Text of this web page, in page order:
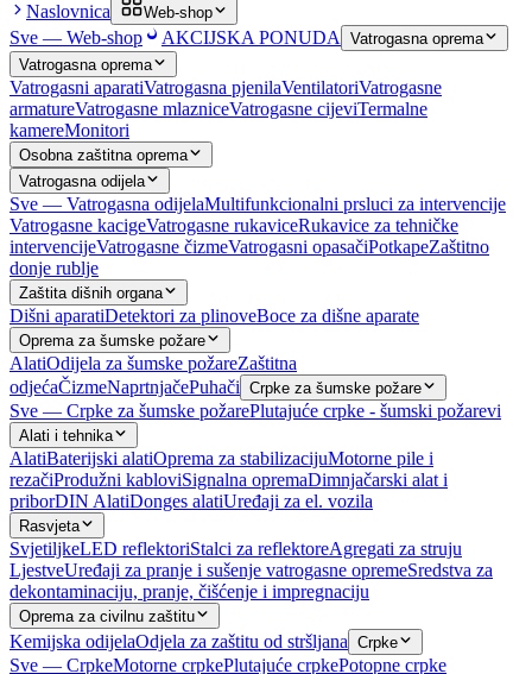
Naslovnica Web-shop
Sve — Web-shop AKCIJSKA PONUDA
Vatrogasna oprema
Vatrogasna oprema
Vatrogasni aparatiVatrogasna pjenilaVentilatoriVatrogasne
armatureVatrogasne mlazniceVatrogasne cijeviTermalne
kamereMonitori
Osobna zaštitna oprema
Vatrogasna odijela
Sve — Vatrogasna odijelaMultifunkcionalni prsluci za intervencije
Vatrogasne kacigeVatrogasne rukaviceRukavice za tehničke
intervencijeVatrogasne čizmeVatrogasni opasačiPotkapeZaštitno
donje rublje
Zaštita dišnih organa
Dišni aparatiDetektori za plinoveBoce za dišne aparate
Oprema za šumske požare
AlatiOdijela za šumske požareZaštitna
odjećaČizmeNaprtnjačePuhači Crpke za šumske požare
Sve — Crpke za šumske požarePlutajuće crpke - šumski požarevi
Alati i tehnika
AlatiBaterijski alatiOprema za stabilizacijuMotorne pile i
rezačiProdužni kabloviSignalna opremaDimnjačarski alat i
priborDIN AlatiDonges alatiUređaji za el. vozila
Rasvjeta
SvjetiljkeLED reflektoriStalci za reflektoreAgregati za struju
LjestveUređaji za pranje i sušenje vatrogasne opremeSredstva za
dekontaminaciju, pranje, čišćenje i impregnaciju
Oprema za civilnu zaštitu
Kemijska odijelaOdjela za zaštitu od stršljana Crpke
Sve — CrpkeMotorne crpkePlutajuće crpkePotopne crpke